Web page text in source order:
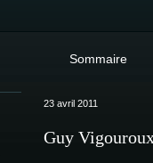
Sommaire
23 avril 2011
Guy